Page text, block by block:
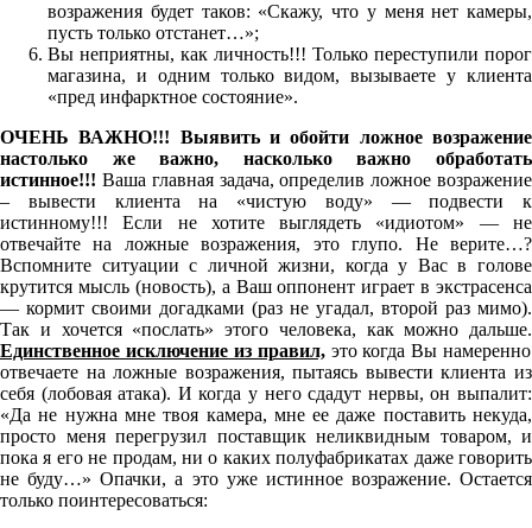
возражения будет таков: «Скажу, что у меня нет камеры,
пусть только отстанет…»;
Вы неприятны, как личность!!! Только переступили порог
магазина, и одним только видом, вызываете у клиента
«пред инфарктное состояние».
ОЧЕНЬ ВАЖНО!!! Выявить и обойти ложное возражение
настолько же важно, насколько важно обработать
истинное!!! Ваша главная задача, определив ложное возражение
– вывести клиента на «чистую воду» — подвести к
истинному!!! Если не хотите выглядеть «идиотом» — не
отвечайте на ложные возражения, это глупо. Не верите…?
Вспомните ситуации с личной жизни, когда у Вас в голове
крутится мысль (новость), а Ваш оппонент играет в экстрасенса
— кормит своими догадками (раз не угадал, второй раз мимо).
Так и хочется «послать» этого человека, как можно дальше.
Единственное исключение из правил, это когда Вы намеренно
отвечаете на ложные возражения, пытаясь вывести клиента из
себя (лобовая атака). И когда у него сдадут нервы, он выпалит:
«Да не нужна мне твоя камера, мне ее даже поставить некуда,
просто меня перегрузил поставщик неликвидным товаром, и
пока я его не продам, ни о каких полуфабрикатах даже говорить
не буду…» Опачки, а это уже истинное возражение. Остается
только поинтересоваться: